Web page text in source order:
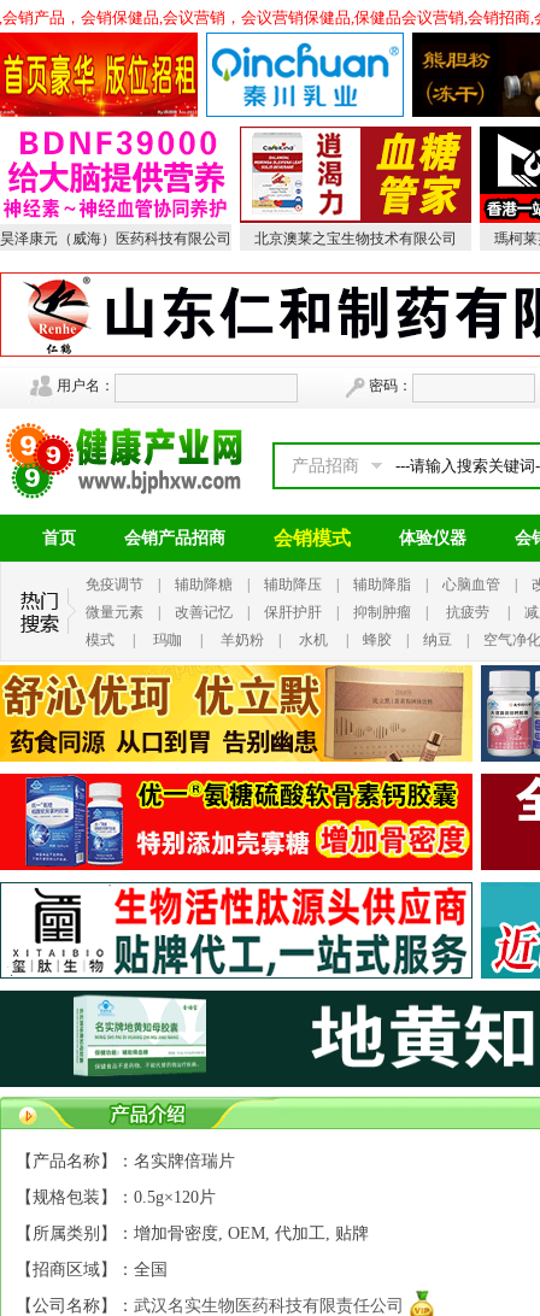
保健品,会议营销，会议营销保健品,保健品会议营销,会销招商,会销保健
昊泽康元（威海）医药科技有限公司 北京澳莱之宝生物技术有限公司 瑪柯
用户名： 密码：
产品招商
首页 会销产品招商 会销模式 体验仪器 会
免疫调节 辅助降糖 辅助降压 辅助降脂 心脑血管
微量元素
改善记忆 保肝护肝 抑制肿瘤 抗疲劳
模式
玛咖 羊奶粉 水机 蜂胶 纳豆 空气净
【产品名称】：名实牌倍瑞片
【规格包装】：0.5g×120片
【所属类别】：增加骨密度, OEM, 代加工, 贴牌
【招商区域】：全国
【公司名称】： 武汉名实生物医药科技有限责任公司